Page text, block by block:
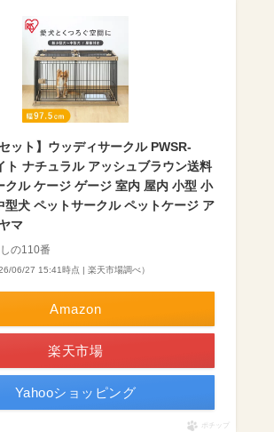
ット】ウッディサークル PWSR-
ト ナチュラル アッシュブラウン送料
クル ケージ ゲージ 室内 屋内 小型 小
型犬 ペットサークル ペットケージ ア
マ
の110番
06/27 15:41時点 | 楽天市場調べ）
Amazon
楽天市場
Yahooショッピング
ポチップ